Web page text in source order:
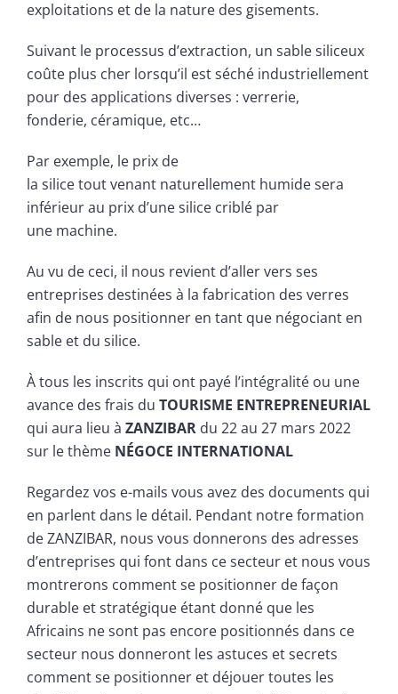
exploitations et de la nature des gisements.
Suivant le processus d’extraction, un sable siliceux
coûte plus cher lorsqu’il est séché industriellement
pour des applications diverses : verrerie,
fonderie, céramique, etc…
Par exemple, le prix de
la silice tout venant naturellement humide sera
inférieur au prix d’une silice criblé par
une machine.
Au vu de ceci, il nous revient d’aller vers ses
entreprises destinées à la fabrication des verres
afin de nous positionner en tant que négociant en
sable et du silice.
À tous les inscrits qui ont payé l’intégralité ou une
avance des frais du TOURISME ENTREPRENEURIAL
qui aura lieu à ZANZIBAR du 22 au 27 mars 2022
sur le thème NÉGOCE INTERNATIONAL
Regardez vos e-mails vous avez des documents qui
en parlent dans le détail. Pendant notre formation
de ZANZIBAR, nous vous donnerons des adresses
d’entreprises qui font dans ce secteur et nous vous
montrerons comment se positionner de façon
durable et stratégique étant donné que les
Africains ne sont pas encore positionnés dans ce
secteur nous donneront les astuces et secrets
comment se positionner et déjouer toutes les